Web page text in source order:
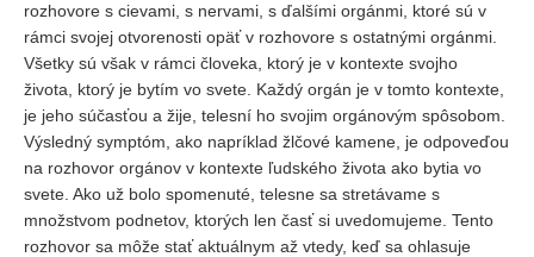
rozhovore s cievami, s nervami, s ďalšími orgánmi, ktoré sú v
rámci svojej otvorenosti opäť v rozhovore s ostatnými orgánmi.
Všetky sú však v rámci človeka, ktorý je v kontexte svojho
života, ktorý je bytím vo svete. Každý orgán je v tomto kontexte,
je jeho súčasťou a žije, telesní ho svojim orgánovým spôsobom.
Výsledný symptóm, ako napríklad žlčové kamene, je odpoveďou
na rozhovor orgánov v kontexte ľudského života ako bytia vo
svete. Ako už bolo spomenuté, telesne sa stretávame s
množstvom podnetov, ktorých len časť si uvedomujeme. Tento
rozhovor sa môže stať aktuálnym až vtedy, keď sa ohlasuje